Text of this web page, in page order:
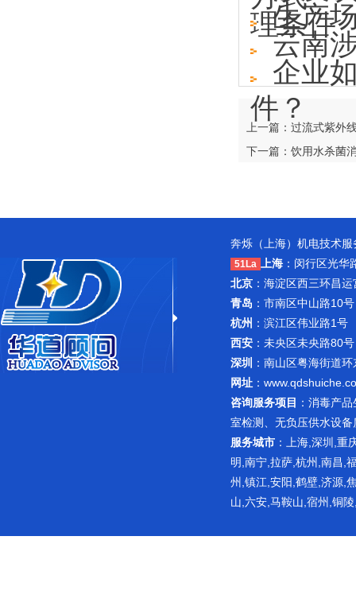
理条件
生产
云南
企业
件？
上一篇：过流式紫外
下一篇：饮用水杀菌
奔烁（上海）机电技术
51La 上海 ：闵行区光
北京 ：海淀区西三环
青岛 ：市南区中山
杭州 ：滨江区伟业
西安 ：未央区未央
深圳
：南山区粤海街道
网址 ：
咨询服务项目 ： 消毒产品
室检测
、无负压供水设
服务城市 ：上海,深圳,重
明,南宁,拉萨,杭州,南昌,
州,镇江,安阳,鹤壁,济源,
山,六安,马鞍山,宿州,铜